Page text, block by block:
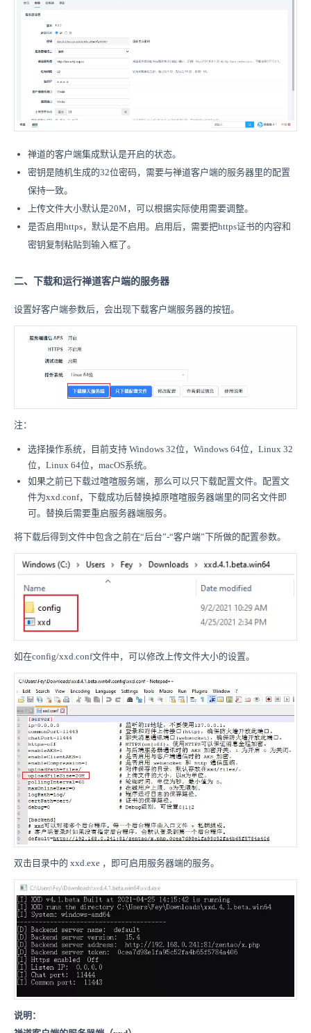
禅道的客户端集成默认是开启的状态。
密钥是随机生成的32位密码，需要与禅道客户端的服务器里的配置
保持一致。
上传文件大小默认是20M，可以根据实际使用需要调整。
是否启用https，默认是不启用。启用后，需要把https证书的内容和
密钥复制粘贴到输入框了。
二、下载和运行禅道客户端的服务器
设置好客户端参数后，会出现下载客户端服务器的按钮。
注：
选择操作系统，目前支持 Windows 32位，Windows 64位，Linux 32
位，Linux 64位，macOS系统。
如果之前已下载过喧喧服务端，那么可以只下载配置文件。配置文
件为xxd.conf，下载成功后替换掉原喧喧服务器端里的同名文件即
可。替换后需要重启服务器端服务。
将下载后得到文件中包含之前在“后台”-“客户端”下所做的配置参数。
如在config/xxd.conf文件中，可以修改上传文件大小的设置。
双击目录中的 xxd.exe ，即可启用服务器端的服务。
说明：